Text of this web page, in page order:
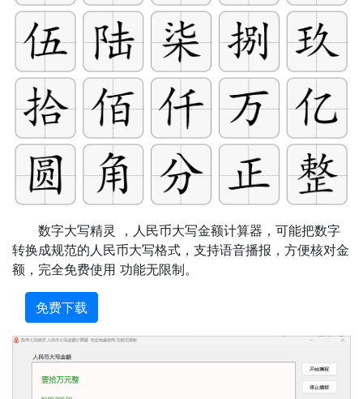
数字大写精灵 ，人民币大写金额计算器，可能把数字
转换成规范的人民币大写格式，支持语音播报，方便核对金
额，完全免费使用 功能无限制。
免费下载